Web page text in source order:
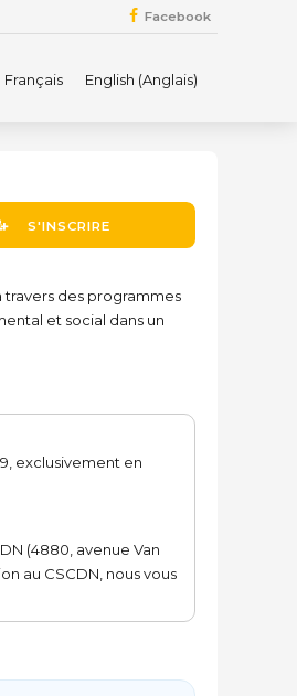
Facebook
Français English (Anglais)
S'INSCRIRE
travers des programmes
et social dans un
exclusivement en
(4880, avenue Van
au CSCDN, nous vous